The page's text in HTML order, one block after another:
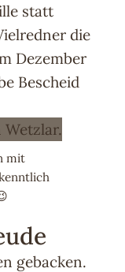
statt
die
Dezember
Bescheid
mit
gebacken.